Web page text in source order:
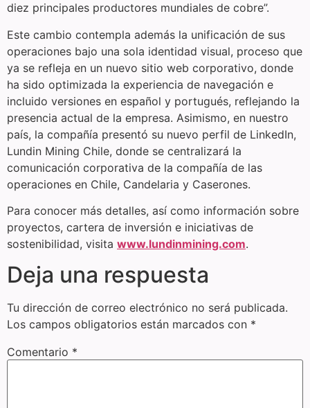
diez principales productores mundiales de cobre”.
Este cambio contempla además la unificación de sus
operaciones bajo una sola identidad visual, proceso que
ya se refleja en un nuevo sitio web corporativo, donde
ha sido optimizada la experiencia de navegación e
incluido versiones en español y portugués, reflejando la
presencia actual de la empresa. Asimismo, en nuestro
país, la compañía presentó su nuevo perfil de LinkedIn,
Lundin Mining Chile, donde se centralizará la
comunicación corporativa de la compañía de las
operaciones en Chile, Candelaria y Caserones.
Para conocer más detalles, así como información sobre
proyectos, cartera de inversión e iniciativas de
sostenibilidad, visita www.lundinmining.com.
Deja una respuesta
Tu dirección de correo electrónico no será publicada.
Los campos obligatorios están marcados con *
Comentario *